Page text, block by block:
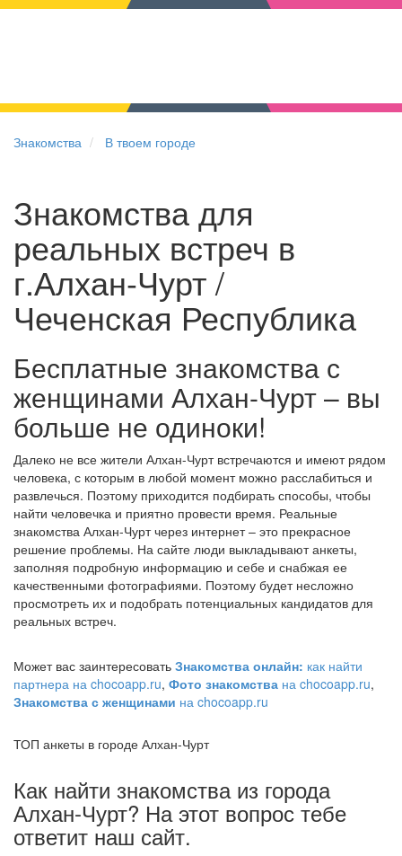
Знакомства В твоем городе
Знакомства для
реальных встреч в
г.Алхан-Чурт /
Чеченская Республика
Бесплатные знакомства с
женщинами Алхан-Чурт – вы
больше не одиноки!
Далеко не все жители Алхан-Чурт встречаются и имеют рядом
человека, с которым в любой момент можно расслабиться и
развлечься. Поэтому приходится подбирать способы, чтобы
найти человечка и приятно провести время. Реальные
знакомства Алхан-Чурт через интернет – это прекрасное
решение проблемы. На сайте люди выкладывают анкеты,
заполняя подробную информацию и себе и снабжая ее
качественными фотографиями. Поэтому будет несложно
просмотреть их и подобрать потенциальных кандидатов для
реальных встреч.
Может вас заинтересовать Знакомства онлайн: как найти
партнера на chocoapp.ru, Фото знакомства на chocoapp.ru,
Знакомства с женщинами на chocoapp.ru
ТОП анкеты в городе Алхан-Чурт
Как найти знакомства из города
Алхан-Чурт? На этот вопрос тебе
ответит наш сайт.